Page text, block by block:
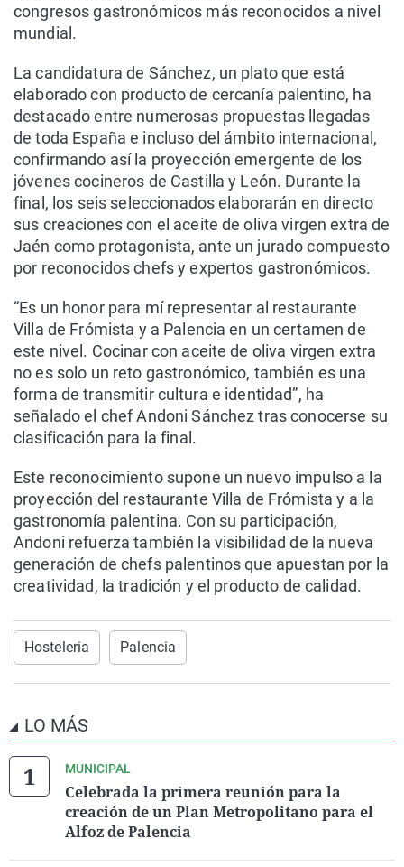
congresos gastronómicos más reconocidos a nivel
mundial.
La candidatura de Sánchez, un plato que está
elaborado con producto de cercanía palentino, ha
destacado entre numerosas propuestas llegadas
de toda España e incluso del ámbito internacional,
confirmando así la proyección emergente de los
jóvenes cocineros de Castilla y León. Durante la
final, los seis seleccionados elaborarán en directo
sus creaciones con el aceite de oliva virgen extra de
Jaén como protagonista, ante un jurado compuesto
por reconocidos chefs y expertos gastronómicos.
“Es un honor para mí representar al restaurante
Villa de Frómista y a Palencia en un certamen de
este nivel. Cocinar con aceite de oliva virgen extra
no es solo un reto gastronómico, también es una
forma de transmitir cultura e identidad”, ha
señalado el chef Andoni Sánchez tras conocerse su
clasificación para la final.
Este reconocimiento supone un nuevo impulso a la
proyección del restaurante Villa de Frómista y a la
gastronomía palentina. Con su participación,
Andoni refuerza también la visibilidad de la nueva
generación de chefs palentinos que apuestan por la
creatividad, la tradición y el producto de calidad.
Hosteleria Palencia
LO MÁS
MUNICIPAL
Celebrada la primera reunión para la
creación de un Plan Metropolitano para el
Alfoz de Palencia